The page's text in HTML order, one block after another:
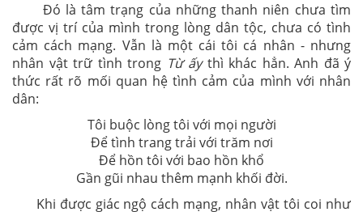
Đó là tâm trạng của những thanh niên chưa tìm
được vị trí của mình trong lòng dân tộc, chưa có tình
cảm cách mạng. Vẫn là một cái tôi cá nhân - nhưng
nhân vật trữ tình trong Từ ấythì khác hẳn. Anh đã ý
thức rất rõ mối quan hệ tình cảm của mình với nhân
dân:
Tôi buộc lòng tôi với mọi người
Để tình trang trải với trăm nơi
Để hồn tôi với bao hồn khổ
Gần gũi nhau thêm mạnh khối đời.
Khi được giác ngộ cách mạng, nhân vật tôi coi như